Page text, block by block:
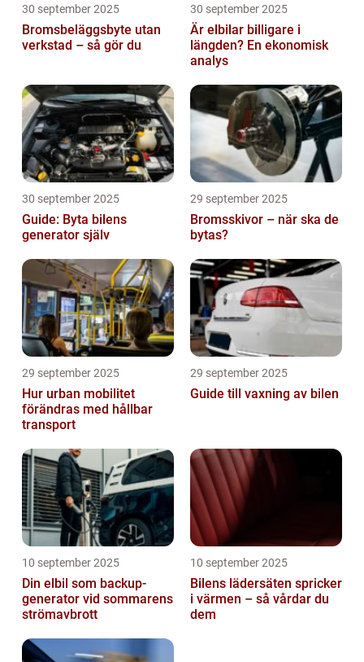
30 september 2025
Bromsbeläggsbyte utan
verkstad – så gör du
30 september 2025
Är elbilar billigare i
längden? En ekonomisk
analys
30 september 2025
Guide: Byta bilens
generator själv
29 september 2025
Bromsskivor – när ska de
bytas?
29 september 2025
Hur urban mobilitet
förändras med hållbar
transport
29 september 2025
Guide till vaxning av bilen
10 september 2025
Din elbil som backup-
generator vid sommarens
strömavbrott
10 september 2025
Bilens lädersäten spricker
i värmen – så vårdar du
dem